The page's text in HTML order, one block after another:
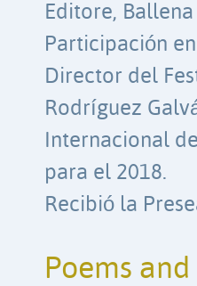
Editore,
Participación
Director del
Rodríguez
Internacional
para el 2018.
Recibió la
Poems and